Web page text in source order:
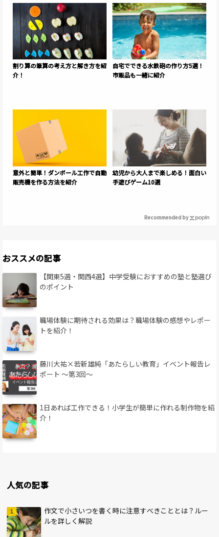
割り算の筆算の考え方と解き方を紹
介！
自宅でできる水鉄砲の作り方5選！
市販品も一緒に紹介
意外と簡単！ダンボール工作で自動
販売機を作る方法を紹介
幼児から大人まで楽しめる！面白い
手遊びゲーム10選
Recommended by
おススメの記事
【関東5選・関西4選】中学受験におすすめの塾と塾選び
のポイント
職場体験に期待される効果は？職場体験の感想やレポー
トを紹介！
藤川大祐×若新雄純「あたらしい教育」イベント報告レ
ポート 〜第3回〜
1日あれば工作できる！小学生が簡単に作れる制作物を紹
介！
人気の記事
作文で小さいつを書く時に注意すべきこととは？ルー
ルを詳しく解説